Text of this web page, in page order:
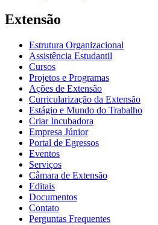
Extensão
Estrutura Organizacional
Assistência Estudantil
Cursos
Projetos e Programas
Ações de Extensão
Curricularização da Extensão
Estágio e Mundo do Trabalho
Criar Incubadora
Empresa Júnior
Portal de Egressos
Eventos
Serviços
Câmara de Extensão
Editais
Documentos
Contato
Perguntas Frequentes